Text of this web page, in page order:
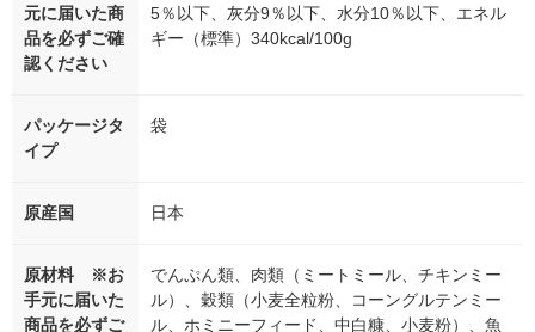
元に届いた商
品を必ずご確
認ください
5％以下、灰分9％以下、水分10％以下、エネル
ギー（標準）340kcal/100g
パッケージタ
イプ
袋
原産国 日本
原材料 ※お
手元に届いた
商品を必ずご
でんぷん類、肉類（ミートミール、チキンミー
ル）、穀類（小麦全粒粉、コーングルテンミー
ル、ホミニーフィード、中白糠、小麦粉）、魚